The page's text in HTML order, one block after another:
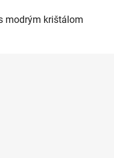
modrým krištálom